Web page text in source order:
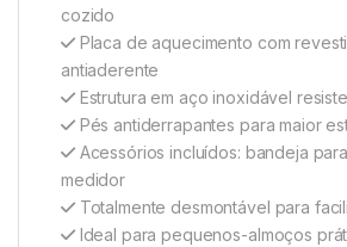
cozido
Placa de aquecimento com
antiaderente
Estrutura em aço inoxidável
Pés antiderrapantes para maior
Acessórios incluídos: bandeja
medidor
Totalmente desmontável para
Ideal para pequenos-almoços